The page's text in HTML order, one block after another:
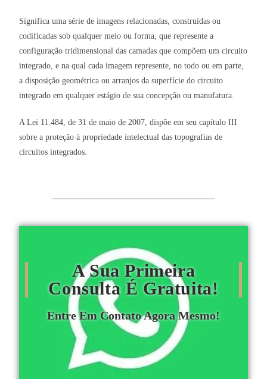
Significa uma série de imagens relacionadas, construídas ou
codificadas sob qualquer meio ou forma, que represente a
configuração tridimensional das camadas que compõem um circuito
integrado, e na qual cada imagem represente, no todo ou em parte,
a disposição geométrica ou arranjos da superfície do circuito
integrado em qualquer estágio de sua concepção ou manufatura.
A Lei 11.484, de 31 de maio de 2007, dispõe em seu capítulo III
sobre a proteção à propriedade intelectual das topografias de
circuitos integrados.
A Sua Primeira
Consulta É Gratuita!
Entre Em Contato Agora Mesmo!